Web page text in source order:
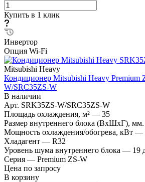
Купить в 1 клик
Инвертор
Опция Wi-Fi
Mitsubishi Heavy
Кондиционер Mitsubishi Heavy Premium
W/SRC35ZS-W
В наличии
Арт. SRK35ZS-W/SRC35ZS-W
Площадь охлаждения, м² — 35
Размер внутреннего блока (ВхШхГ), мм.
Мощность охлаждения/обогрева, кВт —
Хладагент — R32
Уровень шума внутреннего блока — 19
Серия — Premium ZS-W
Цена по запросу
В корзину